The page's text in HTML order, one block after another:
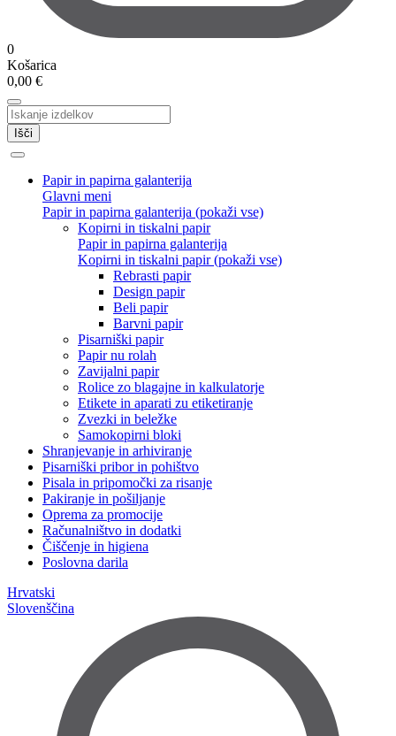
0
Košarica
0,00 €
Išči
Papir in papirna galanterija
Glavni meni
Papir in papirna galanterija (pokaži vse)
Kopirni in tiskalni papir
Papir in papirna galanterija
Kopirni in tiskalni papir (pokaži vse)
Rebrasti papir
Design papir
Beli papir
Barvni papir
Pisarniški papir
Papir nu rolah
Zavijalni papir
Rolice zo blagajne in kalkulatorje
Etikete in aparati zu etiketiranje
Zvezki in beležke
Samokopirni bloki
Shranjevanje in arhiviranje
Pisarniški pribor in pohištvo
Pisala in pripomočki za risanje
Pakiranje in pošiljanje
Oprema za promocije
Računalništvo in dodatki
Čiščenje in higiena
Poslovna darila
Hrvatski
Slovenščina